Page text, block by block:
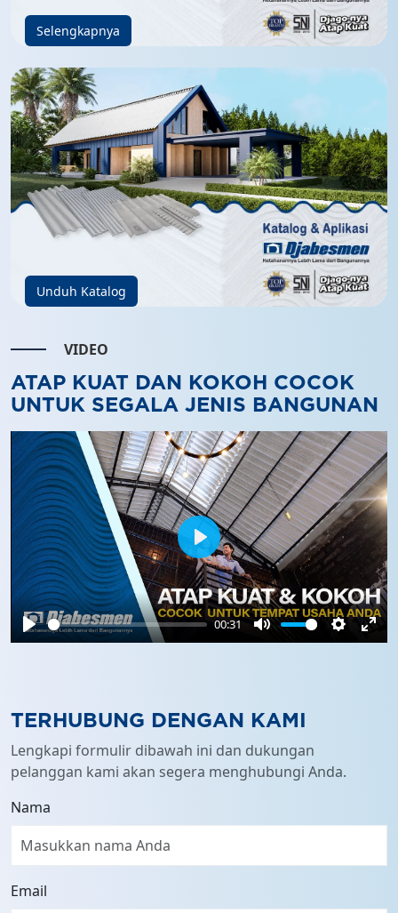
Selengkapnya
Unduh Katalog
VIDEO
ATAP KUAT DAN KOKOH COCOK
UNTUK SEGALA JENIS BANGUNAN
Play
00:31
Mute Settings
Play
TERHUBUNG DENGAN KAMI
Lengkapi formulir dibawah ini dan dukungan
pelanggan kami akan segera menghubungi Anda.
Nama
Email